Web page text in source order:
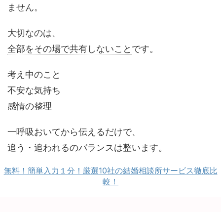
ません。
大切なのは、
全部をその場で共有しないこと です。
考え中のこと
不安な気持ち
感情の整理
一呼吸おいてから伝えるだけで、
追う・追われるのバランスは整います。
無料！簡単入力１分！厳選10社の結婚相談所サービス徹底比
較！